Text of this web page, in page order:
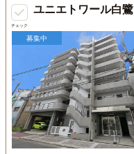
チェック
ユニエトワール白鷺
募集中